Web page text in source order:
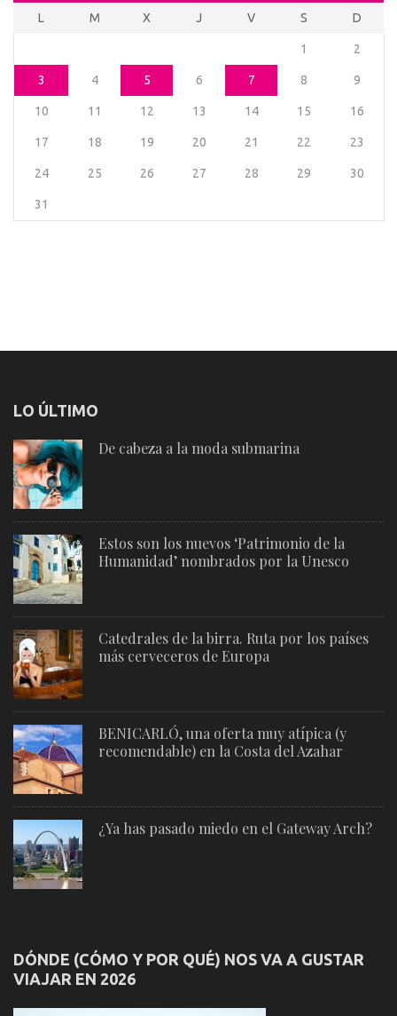
L M X J V S D
1 2
3 4 5 6 7 8 9
10 11 12 13 14 15 16
17 18 19 20 21 22 23
24 25 26 27 28 29 30
31
LO ÚLTIMO
De cabeza a la moda submarina
Estos son los nuevos ‘Patrimonio de la
Humanidad’ nombrados por la Unesco
Catedrales de la birra. Ruta por los países
más cerveceros de Europa
BENICARLÓ, una oferta muy atípica (y
recomendable) en la Costa del Azahar
¿Ya has pasado miedo en el Gateway Arch?
DÓNDE (CÓMO Y POR QUÉ) NOS VA A GUSTAR
VIAJAR EN 2026